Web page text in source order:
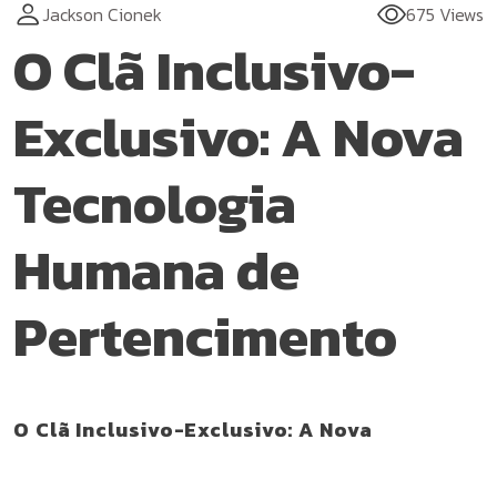
Jackson Cionek 675 Views
O Clã Inclusivo-
Exclusivo: A Nova
Tecnologia
Humana de
Pertencimento
O Clã Inclusivo-Exclusivo: A Nova